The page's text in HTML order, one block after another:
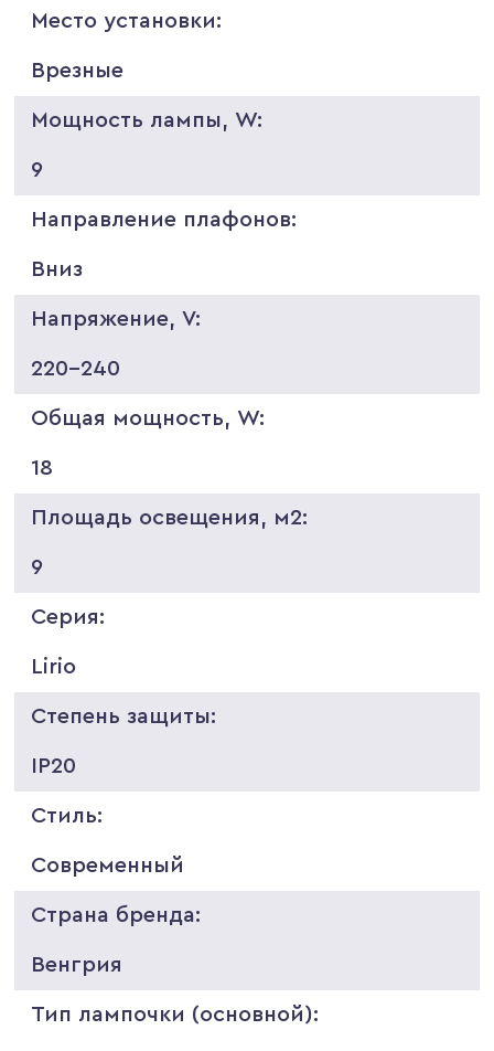
Место установки:
Врезные
Мощность лампы, W:
9
Направление плафонов:
Вниз
Напряжение, V:
220-240
Общая мощность, W:
18
Площадь освещения, м2:
9
Серия:
Lirio
Степень защиты:
IP20
Стиль:
Современный
Страна бренда:
Венгрия
Тип лампочки (основной):